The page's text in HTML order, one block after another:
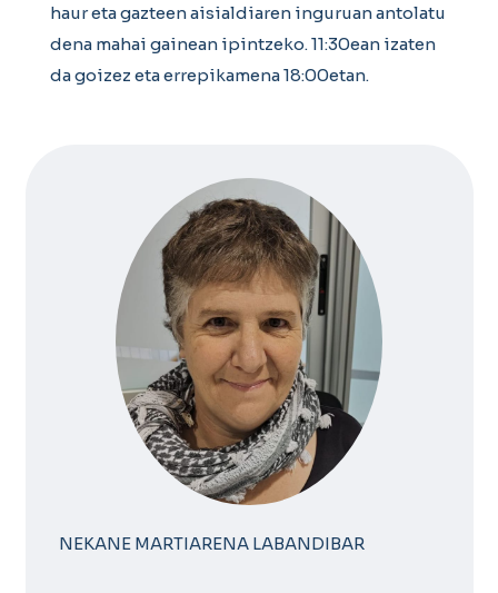
haur eta gazteen aisialdiaren inguruan antolatu
dena mahai gainean ipintzeko. 11:30ean izaten
da goizez eta errepikamena 18:00etan.
NEKANE MARTIARENA LABANDIBAR